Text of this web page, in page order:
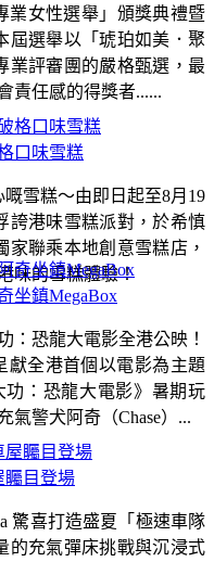
口味雪糕
雪糕～由即日起至8月19
誇港味雪糕派對，於希慎
聯乘本地創意雪糕店，
味的雪糕體驗！
矚目登場
驚喜打造盛夏「極速車隊
的充氣彈床挑戰與沉浸式
業女性選舉」頒獎典禮暨
屆選舉以「琥珀如美．聚
業評審團的嚴格甄選，最
責任感的得獎者......
坐鎮MegaBox
：恐龍大電影全港公映！
獻全港首個以電影為主題
功：恐龍大電影》暑期玩
氣警犬阿奇（Chase）...